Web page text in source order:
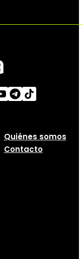
Quiénes somos
Contacto